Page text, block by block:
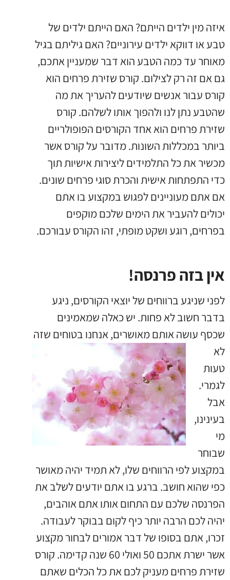
איזה מין ילדים הייתם? האם הייתם ילדים של
טבע או דווקא ילדים עירוניים? האם גיליתם בגיל
מאוחר עד כמה הטבע הוא דבר שמעניין אתכם,
גם אם זה רק לצילום. קורס שזירת פרחים הוא
קורס עבור אנשים שיודעים להעריך את מה
שהטבע נתן לנו ולהפוך אותו לשלהם. קורס
שזירת פרחים הוא אחד הקורסים הפופולריים
ביותר במכללות השונות. מדובר על קורס אשר
מכשיר את כל התלמידים ליצירות אישיות תוך
כדי התפתחות אישית והכרת סוגי פרחים שונים.
אם אתם מעוניינים לפגוש במקצוע בו אתם
יכולים להעביר את הימים שלכם מוקפים
בפרחים, רוגע ושקט מופתי, זהו הקורס עבורכם.
אין בזה פרנסה!
לפני שניגע ברווחים של יוצאי הקורסים, ניגע
בדבר חשוב לא פחות. יש כאלה שמאמינים
שכסף עושה אותםמאושרים, אנחנו בטוחים שזה
לא
טעות
לגמרי.
אבל
בעינינו,
מי
שבוחר
במקצוע לפי הרווחים שלו, לא תמיד יהיה מאושר
כפי שהוא חושב. ברגע בו אתם יודעים לשלב את
הפרנסה שלכם עם התחום אותו אתם אוהבים,
יהיה לכם הרבה יותר כיף לקום בבוקר לעבודה.
זכרו, אתם בסופו של דבר אמורים לבחור מקצוע
אשר ישרת אתכם 50 ואולי 60 שנה קדימה. קורס
שזירת פרחים מעניק לכם את כל הכלים שאתם